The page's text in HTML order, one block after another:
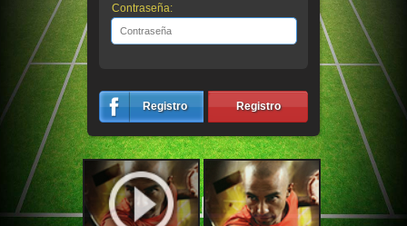
Contraseña:
Registro Registro